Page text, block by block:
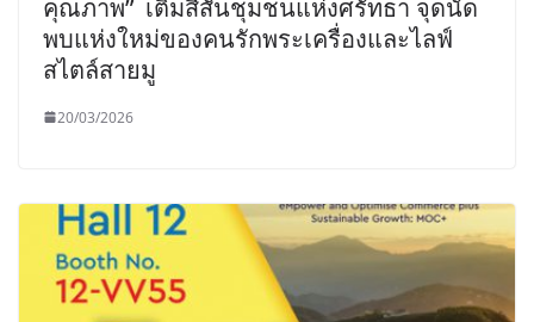
คุณภาพ” เติมสีสันชุมชนแห่งศรัทธา จุดนัด
พบแห่งใหม่ของคนรักพระเครื่องและไลฟ์
สไตล์สายมู
20/03/2026